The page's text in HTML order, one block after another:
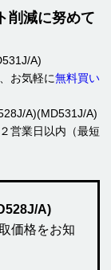
削減に努めて
A)
お気軽に無料買い
A)(MD531J/A)
営業日以内（最短
A)
価格をお知